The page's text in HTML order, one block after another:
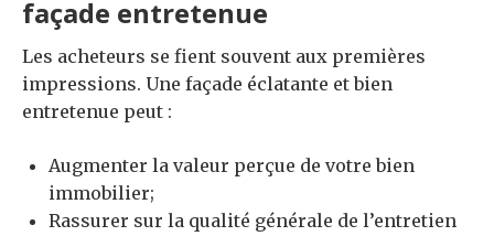
façade entretenue
Les acheteurs se fient souvent aux premières
impressions. Une façade éclatante et bien
entretenue peut :
Augmenter la valeur perçue de votre bien
immobilier;
Rassurer sur la qualité générale de l’entretien